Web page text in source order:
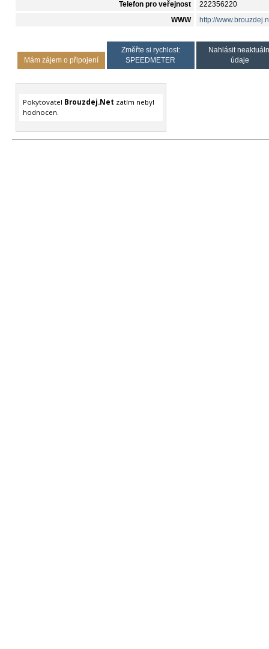
Telefon pro veřejnost 222356220
WWW http://
Mám zájem o připojení
Změřte si rychlost:
SPEEDMETER
Nahlásit
údaje
Pokytovatel Brouzdej.Net zatím nebyl
hodnocen.